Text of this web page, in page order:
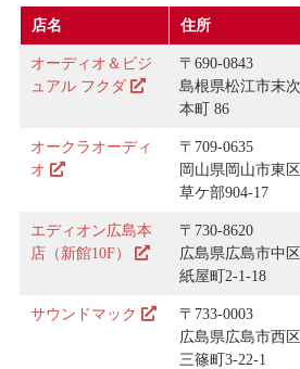
店名 住所
オーディオ＆ビジ
ュアル フクダ
〒690-0843
島根県松江市末次
本町 86
オークラオーディ
オ
〒709-0635
岡山県岡山市東区
草ケ部904-17
エディオン広島本
店（新館10F）
〒730-8620
広島県広島市中区
紙屋町2-1-18
サウンドマック
〒733-0003
広島県広島市西区
三篠町3-22-1